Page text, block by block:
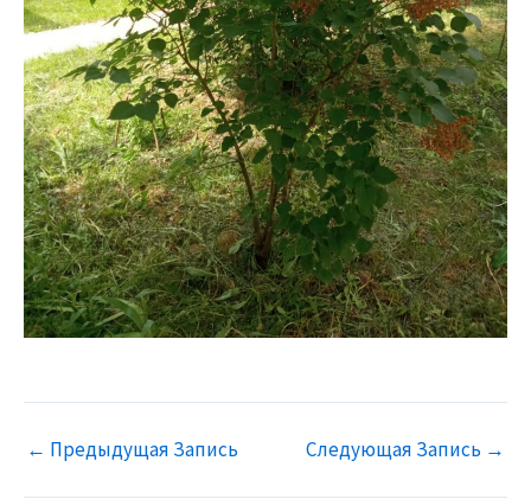
← Предыдущая Запись Следующая Запись →